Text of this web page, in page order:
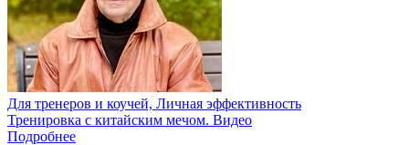
Для тренеров и коучей, Личная эффективность
Тренировка с китайским мечом. Видео
Подробнее